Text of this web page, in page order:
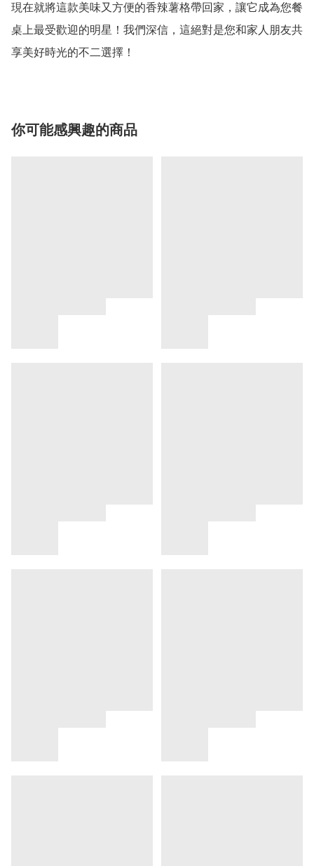
現在就將這款美味又方便的香辣薯格帶回家，讓它成為您餐
桌上最受歡迎的明星！我們深信，這絕對是您和家人朋友共
你可能感興趣的商品